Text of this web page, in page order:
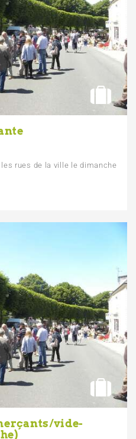
rues de la ville le dimanche
vide-